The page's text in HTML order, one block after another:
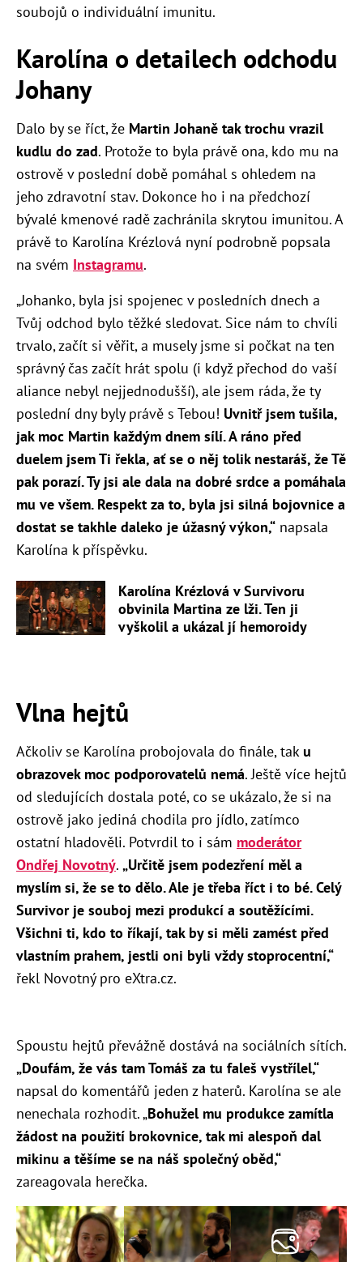
soubojů o individuální imunitu.
Karolína o detailech odchodu
Johany
Dalo by se říct, že Martin Johaně tak trochu vrazil
kudlu do zad. Protože to byla právě ona, kdo mu na
ostrově v poslední době pomáhal s ohledem na
jeho zdravotní stav. Dokonce ho i na předchozí
bývalé kmenové radě zachránila skrytou imunitou. A
právě to Karolína Krézlová nyní podrobně popsala
na svém Instagramu.
„Johanko, byla jsi spojenec v posledních dnech a
Tvůj odchod bylo těžké sledovat. Sice nám to chvíli
trvalo, začít si věřit, a musely jsme si počkat na ten
správný čas začít hrát spolu (i když přechod do vaší
aliance nebyl nejjednodušší), ale jsem ráda, že ty
poslední dny byly právě s Tebou! Uvnitř jsem tušila,
jak moc Martin každým dnem sílí. A ráno před
duelem jsem Ti řekla, ať se o něj tolik nestaráš, že Tě
pak porazí. Ty jsi ale dala na dobré srdce a pomáhala
mu ve všem. Respekt za to, byla jsi silná bojovnice a
dostat se takhle daleko je úžasný výkon,“ napsala
Karolína k příspěvku.
Karolína Krézlová v Survivoru
obvinila Martina ze lži. Ten ji
vyškolil a ukázal jí hemoroidy
Vlna hejtů
Ačkoliv se Karolína probojovala do finále, tak u
obrazovek moc podporovatelů nemá. Ještě více hejtů
od sledujících dostala poté, co se ukázalo, že si na
ostrově jako jediná chodila pro jídlo, zatímco
ostatní hladověli. Potvrdil to i sám moderátor
Ondřej Novotný. „Určitě jsem podezření měl a
myslím si, že se to dělo. Ale je třeba říct i to bé. Celý
Survivor je souboj mezi produkcí a soutěžícími.
Všichni ti, kdo to říkají, tak by si měli zamést před
vlastním prahem, jestli oni byli vždy stoprocentní,“
řekl Novotný pro eXtra.cz.
Spoustu hejtů převážně dostává na sociálních sítích.
„Doufám, že vás tam Tomáš za tu faleš vystřílel,“
napsal do komentářů jeden z haterů. Karolína se ale
nenechala rozhodit. „Bohužel mu produkce zamítla
žádost na použití brokovnice, tak mi alespoň dal
mikinu a těšíme se na náš společný oběd,“
zareagovala herečka.